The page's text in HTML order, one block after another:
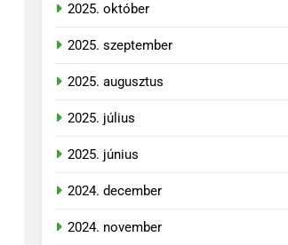
2025. október
2025. szeptember
2025. augusztus
2025. július
2025. június
2024. december
2024. november